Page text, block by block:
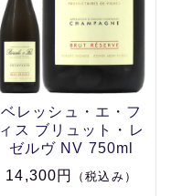
ベレッシュ・エ・フ
ィス ブリュット・レ
ゼルヴ NV 750ml
14,300円
（税込み）